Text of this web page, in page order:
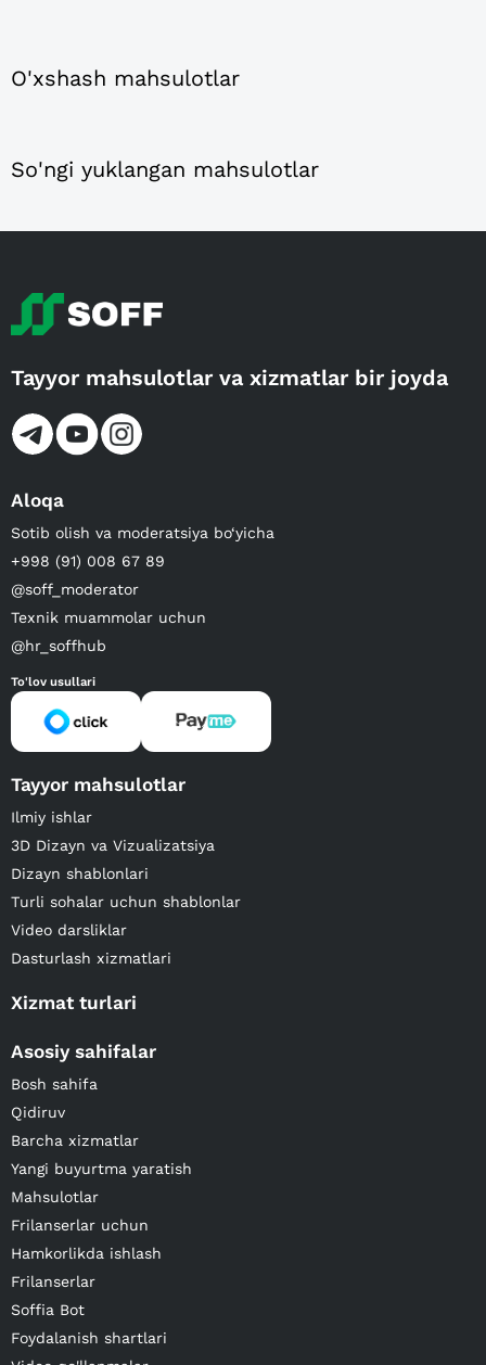
O'xshash mahsulotlar
So'ngi yuklangan mahsulotlar
Tayyor mahsulotlar va xizmatlar bir joyda
Aloqa
Sotib olish va moderatsiya bo‘yicha
+998 (91) 008 67 89
@soff_moderator
Texnik muammolar uchun
@hr_soffhub
To'lov usullari
Tayyor mahsulotlar
Ilmiy ishlar
3D Dizayn va Vizualizatsiya
Dizayn shablonlari
Turli sohalar uchun shablonlar
Video darsliklar
Dasturlash xizmatlari
Xizmat turlari
Asosiy sahifalar
Bosh sahifa
Qidiruv
Barcha xizmatlar
Yangi buyurtma yaratish
Mahsulotlar
Frilanserlar uchun
Hamkorlikda ishlash
Frilanserlar
Soffia Bot
Foydalanish shartlari